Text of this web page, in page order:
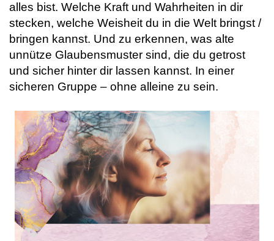
alles bist. Welche Kraft und Wahrheiten in dir
stecken, welche Weisheit du in die Welt bringst /
bringen kannst. Und zu erkennen, was alte
unnütze Glaubensmuster sind, die du getrost
und sicher hinter dir lassen kannst. In einer
sicheren Gruppe – ohne alleine zu sein.